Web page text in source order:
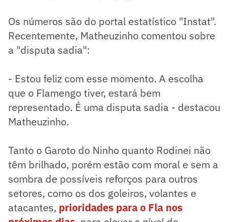
Os números são do portal estatístico "Instat".
Recentemente, Matheuzinho comentou sobre
a "disputa sadia":
- Estou feliz com esse momento. A escolha
que o Flamengo tiver, estará bem
representado. É uma disputa sadia - destacou
Matheuzinho.
Tanto o Garoto do Ninho quanto Rodinei não
têm brilhado, porém estão com moral e sem a
sombra de possíveis reforços para outros
setores, como os dos goleiros, volantes e
atacantes, prioridades para o Fla nos